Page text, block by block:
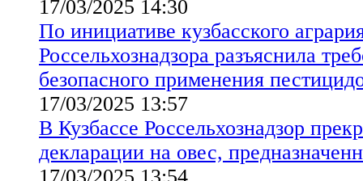
17/03/2025 14:30
По инициативе кузбасского
Россельхознадзора разъяснила
безопасного применения
17/03/2025 13:57
В Кузбассе Россельхознадзор
декларации на овес,